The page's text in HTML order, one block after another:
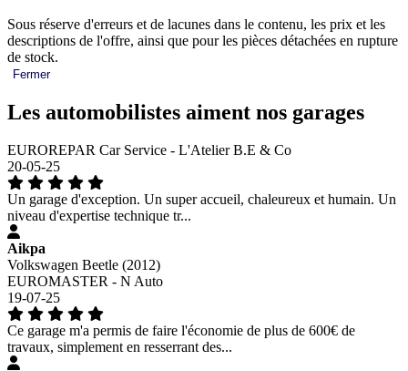
Sous réserve d'erreurs et de lacunes dans le contenu, les prix et les
descriptions de l'offre, ainsi que pour les pièces détachées en rupture
de stock.
Fermer
Les automobilistes aiment nos garages
EUROREPAR Car Service - L'Atelier B.E & Co
20-05-25
Un garage d'exception. Un super accueil, chaleureux et humain. Un
niveau d'expertise technique tr...
Aikpa
Volkswagen Beetle (2012)
EUROMASTER - N Auto
19-07-25
Ce garage m'a permis de faire l'économie de plus de 600€ de
travaux, simplement en resserrant des...